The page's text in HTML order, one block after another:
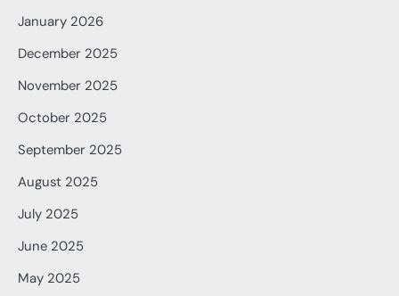
January 2026
December 2025
November 2025
October 2025
September 2025
August 2025
July 2025
June 2025
May 2025